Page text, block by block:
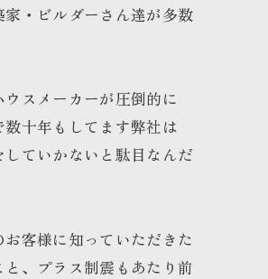
・ビルダーさん達が多数
スメーカーが圧倒的に
十年もしてます弊社は
ていかないと駄目なんだ
客様に知っていただきた
、プラス制震もあたり前